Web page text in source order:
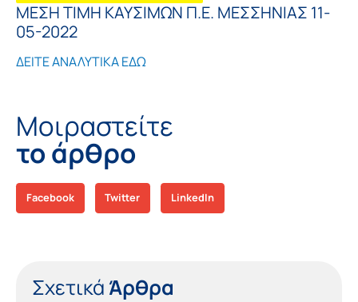
ΜΕΣΗ ΤΙΜΗ ΚΑΥΣΙΜΩΝ Π.Ε. ΜΕΣΣΗΝΙΑΣ 11-
05-2022
ΔΕΙΤΕ ΑΝΑΛΥΤΙΚΑ ΕΔΩ
Μοιραστείτε
το άρθρο
Facebook Twitter LinkedIn
Σχετικά Άρθρα